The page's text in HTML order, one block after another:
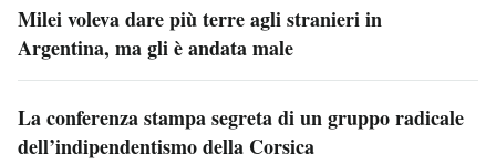
Milei voleva dare più terre agli stranieri in
Argentina, ma gli è andata male
La conferenza stampa segreta di un gruppo radicale
dell’indipendentismo della Corsica